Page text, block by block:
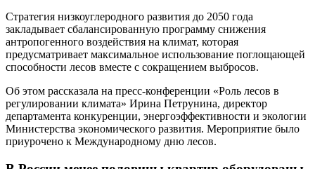
Стратегия низкоуглеродного развития до 2050 года
закладывает сбалансированную программу снижения
антропогенного воздействия на климат, которая
предусматривает максимальное использование поглощающей
способности лесов вместе с сокращением выбросов.
Об этом рассказала на пресс-конференции «Роль лесов в
регулировании климата» Ирина Петрунина, директор
департамента конкуренции, энергоэффективности и экологии
Министерства экономического развития. Мероприятие было
приурочено к Международному дню лесов.